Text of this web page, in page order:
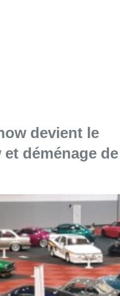
devient le
déménage de